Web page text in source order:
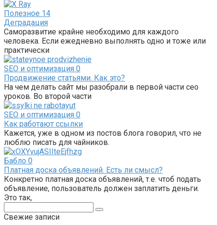
Полезное 14
Деградация
Саморазвитие крайне необходимо для каждого
человека. Если ежедневно выполнять одно и тоже или
практически
SEO и оптимизация 0
Продвижение статьями. Как это?
На чем делать сайт мы разобрали в первой части сео
уроков. Во второй части
SEO и оптимизация 0
Как работают ссылки
Кажется, уже в одном из постов блога говорил, что не
люблю писать для чайников.
Бабло 0
Платная доска объявлений. Есть ли смысл?
Конкретно платная доска объявлений, т.е. чтоб подать
объявление, пользователь должен заплатить деньги.
Это так,
Свежие записи